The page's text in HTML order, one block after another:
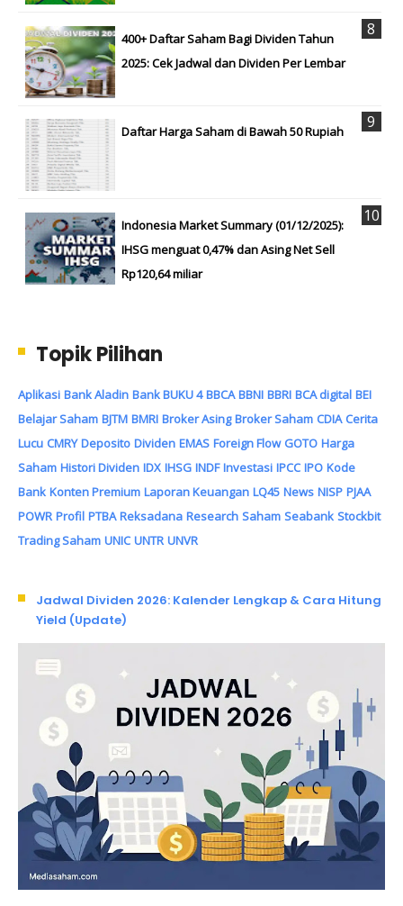
400+ Daftar Saham Bagi Dividen Tahun
2025: Cek Jadwal dan Dividen Per Lembar
Daftar Harga Saham di Bawah 50 Rupiah
Indonesia Market Summary (01/12/2025):
IHSG menguat 0,47% dan Asing Net Sell
Rp120,64 miliar
Topik Pilihan
Aplikasi Bank Aladin Bank BUKU 4 BBCA BBNI BBRI BCA digital BEI
Belajar Saham BJTM BMRI Broker Asing Broker Saham CDIA Cerita
Lucu CMRY Deposito Dividen EMAS Foreign Flow GOTO Harga
Saham Histori Dividen IDX IHSG INDF Investasi IPCC IPO Kode
Bank Konten Premium Laporan Keuangan LQ45 News NISP PJAA
POWR Profil PTBA Reksadana Research Saham Seabank Stockbit
Trading Saham UNIC UNTR UNVR
Jadwal Dividen 2026: Kalender Lengkap & Cara Hitung
Yield (Update)